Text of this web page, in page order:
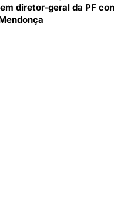
diretor-geral da PF